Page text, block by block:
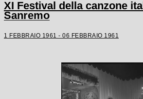
XI Festival della canzone
Sanremo
1 FEBBRAIO 1961 - 06 FEBBRAIO 1961